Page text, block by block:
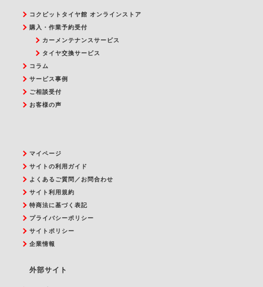
コクピットタイヤ館 オンラインストア
購入・作業予約受付
カーメンテナンスサービス
タイヤ交換サービス
コラム
サービス事例
ご相談受付
お客様の声
マイページ
サイトの利用ガイド
よくあるご質問／お問合わせ
サイト利用規約
特商法に基づく表記
プライバシーポリシー
サイトポリシー
企業情報
外部サイト